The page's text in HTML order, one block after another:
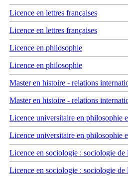
Licence en lettres françaises
Licence en lettres françaises
Licence en philosophie
Licence en philosophie
Master en histoire - relations
Master en histoire - relations
Licence universitaire en philosophie
Licence universitaire en philosophie
Licence en sociologie : sociologie de
Licence en sociologie : sociologie de